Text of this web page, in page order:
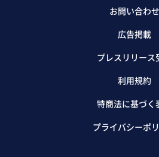
お問い合わせ
広告掲載
プレスリリース
利用規約
特商法に基づく
プライバシーポ